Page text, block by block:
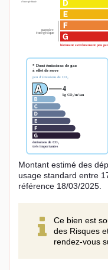
Montant estimé des
usage standard entre
référence 18/03/2025.
Ce bien est
des Risques
rendez-vous